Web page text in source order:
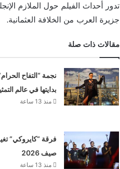
تدور أحداث الفيلم حول الملازم
جزيرة العرب من الخلافة العثمانية.
مقالات ذات صلة
نجمة “التفاح
بدايتها في عالم
منذ 13 ساعة
فرقة “كايروكي”
صيف 2026
منذ 13 ساعة